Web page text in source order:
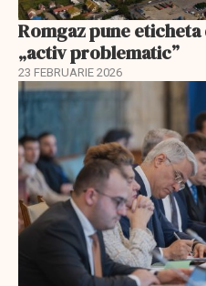
Romgaz pune
„activ problematic”
23 FEBRUARIE 2026